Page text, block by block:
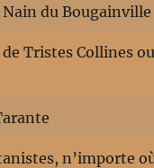
du Bougainville
Tristes Collines
n’importe